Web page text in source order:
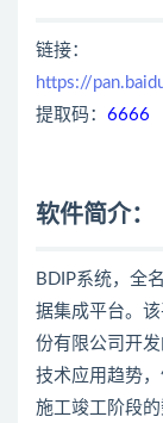
链接：
https://
提取码： 6666
软件简介：
BDIP系统，全
据集成平台。
份有限公司开
技术应用趋势
施工竣工阶段的